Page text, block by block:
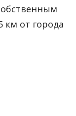
км от города